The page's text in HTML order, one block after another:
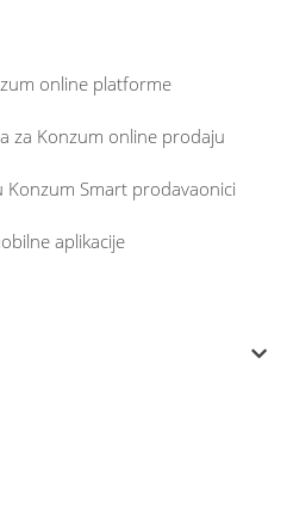
online platforme
za Konzum online prodaju
Smart prodavaonici
aplikacije